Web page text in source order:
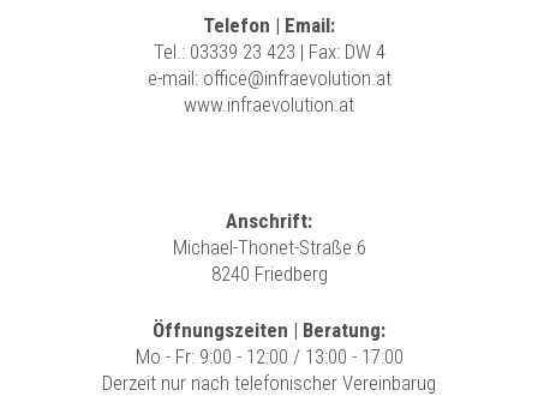
Telefon | Email:
Tel.: 03339 23 423 | Fax: DW 4
e-mail: office@infraevolution.at
www.infraevolution.at
Anschrift:
Michael-Thonet-Straße 6
8240 Friedberg
Öffnungszeiten | Beratung:
Mo - Fr: 9:00 - 12:00 / 13:00 - 17:00
Derzeit nur nach telefonischer Vereinbarug